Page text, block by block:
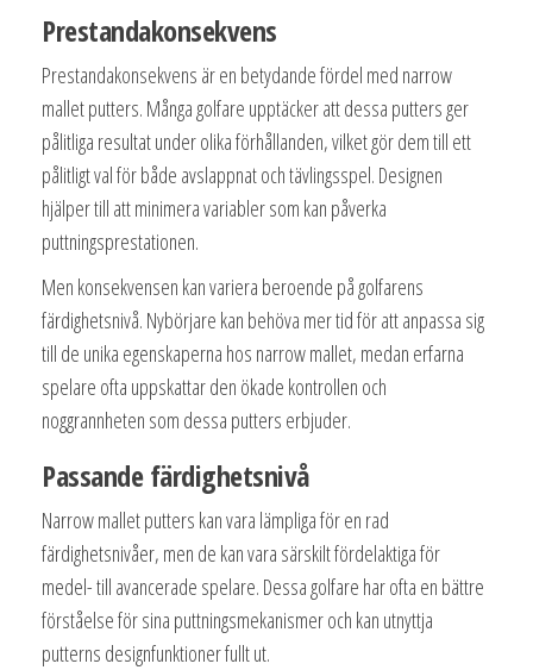
Prestandakonsekvens
Prestandakonsekvens är en betydande fördel med narrow
mallet putters. Många golfare upptäcker att dessa putters ger
pålitliga resultat under olika förhållanden, vilket gör dem till ett
pålitligt val för både avslappnat och tävlingsspel. Designen
hjälper till att minimera variabler som kan påverka
puttningsprestationen.
Men konsekvensen kan variera beroende på golfarens
färdighetsnivå. Nybörjare kan behöva mer tid för att anpassa sig
till de unika egenskaperna hos narrow mallet, medan erfarna
spelare ofta uppskattar den ökade kontrollen och
noggrannheten som dessa putters erbjuder.
Passande färdighetsnivå
Narrow mallet putters kan vara lämpliga för en rad
färdighetsnivåer, men de kan vara särskilt fördelaktiga för
medel- till avancerade spelare. Dessa golfare har ofta en bättre
förståelse för sina puttningsmekanismer och kan utnyttja
putterns designfunktioner fullt ut.